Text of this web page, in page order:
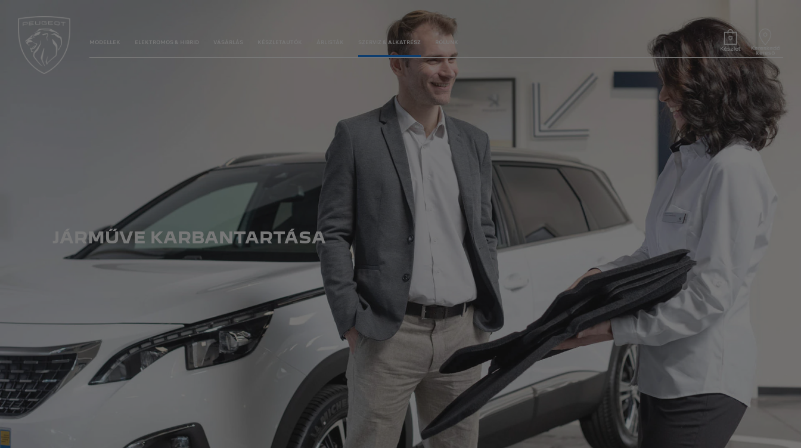
MODELLEK ELEKTROMOS & HIBRID VÁSÁRLÁS SZERVIZ & ALKATRÉSZ RÓLUNK
JÁRMŰVE KARBANTARTÁSA